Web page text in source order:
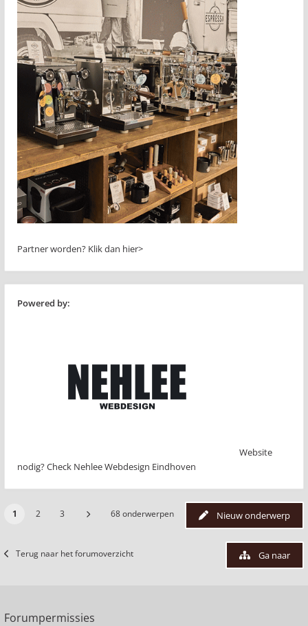
Partner worden? Klik dan hier>
Powered by:
Website
nodig? Check Nehlee Webdesign Eindhoven
Nieuw onderwerp
1 2 3 68 onderwerpen
Terug naar het forumoverzicht Ga naar
Forumpermissies